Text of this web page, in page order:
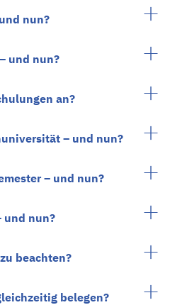
nun?
und nun?
an?
– und nun?
– und nun?
und nun?
beachten?
belegen?